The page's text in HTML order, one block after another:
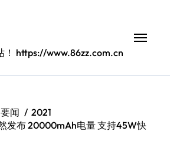
！ https://www.86zz.com.cn
要闻
2021
发布 20000mAh电量 支持45W快